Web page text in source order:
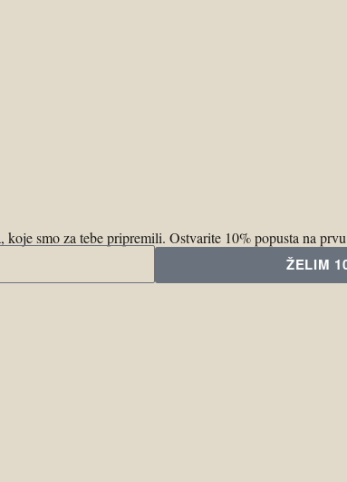
smo za tebe pripremili. Ostvarite 10% popusta na
ŽELIM